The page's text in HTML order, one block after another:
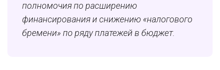
полномочия по расширению
финансирования и снижению «налогового
бремени» по ряду платежей в бюджет.